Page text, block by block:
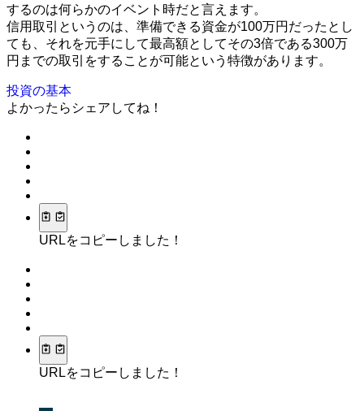
するのは何らかのイベント時だと言えます。
信用取引というのは、準備できる資金が100万円だったとし
ても、それを元手にして最高額としてその3倍である300万
円までの取引をすることが可能という特徴があります。
投資の基本
よかったらシェアしてね！
URLをコピーしました！
URLをコピーしました！